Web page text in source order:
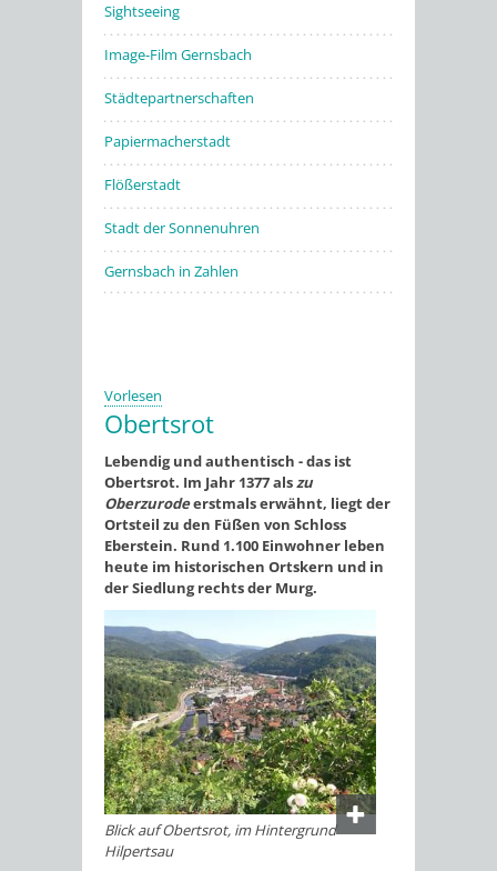
Sightseeing
Image-Film Gernsbach
Städtepartnerschaften
Papiermacherstadt
Flößerstadt
Stadt der Sonnenuhren
Gernsbach in Zahlen
Vorlesen
Obertsrot
Lebendig und authentisch - das ist
Obertsrot. Im Jahr 1377 alszu
Oberzurodeerstmals erwähnt, liegt der
Ortsteil zu den Füßen von Schloss
Eberstein. Rund 1.100 Einwohner leben
heute im historischen Ortskern und in
der Siedlung rechts der Murg.
Blick auf Obertsrot, im Hintergrund
Hilpertsau